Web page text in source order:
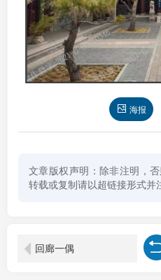
海报
文章版权声明：除非注明，
转载或复制请以超链接形式并
回廊一偶